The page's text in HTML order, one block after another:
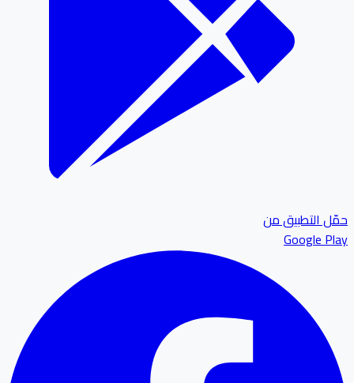
التطبيق من
Google